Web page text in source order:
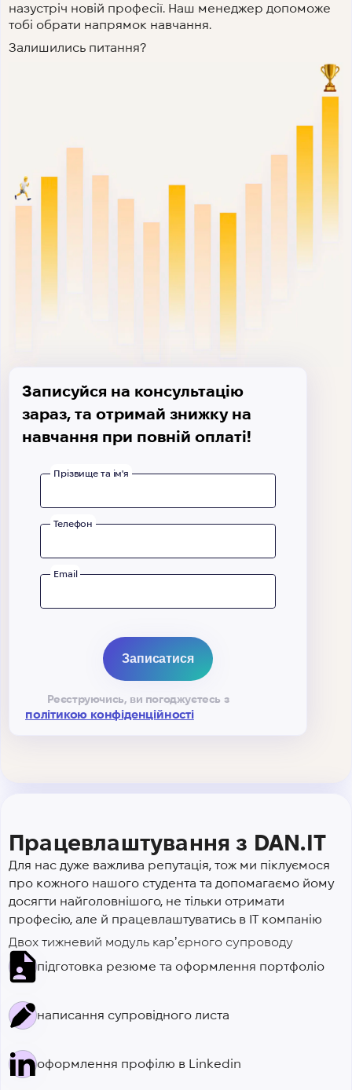
назустріч новій професії. Наш менеджер допоможе
тобі обрати напрямок навчання.
Залишились питання?
Записуйся на консультацію
зараз, та отримай знижку на
навчання при повній оплаті!
Прізвище та ім'я
Телефон
Email
Реєструючись, ви погоджуєтесь з
політикою конфіденційності
Працевлаштування з DAN.IT
Для нас дуже важлива репутація, тож ми піклуємося
про кожного нашого студента та допомагаємо йому
досягти найголовнішого, не тільки отримати
професію, але й працевлаштуватись в IT компанію
Двох тижневий модуль карʼєрного супроводу
підготовка резюме та оформлення портфоліо
написання супровідного листа
оформлення профілю в Linkedin